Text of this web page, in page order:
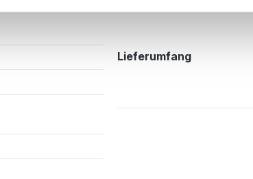
Lieferumfang